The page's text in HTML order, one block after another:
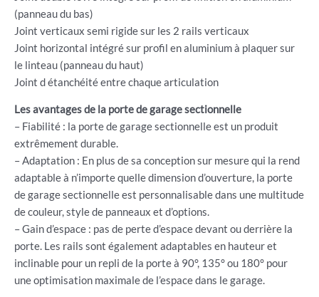
(panneau du bas)
Joint verticaux semi rigide sur les 2 rails verticaux
Joint horizontal intégré sur profil en aluminium à plaquer sur
le linteau (panneau du haut)
Joint d étanchéité entre chaque articulation
Les avantages de la porte de garage sectionnelle
– Fiabilité : la porte de garage sectionnelle est un produit
extrêmement durable.
– Adaptation : En plus de sa conception sur mesure qui la rend
adaptable à n’importe quelle dimension d’ouverture, la porte
de garage sectionnelle est personnalisable dans une multitude
de couleur, style de panneaux et d’options.
– Gain d’espace : pas de perte d’espace devant ou derrière la
porte. Les rails sont également adaptables en hauteur et
inclinable pour un repli de la porte à 90°, 135° ou 180° pour
une optimisation maximale de l’espace dans le garage.